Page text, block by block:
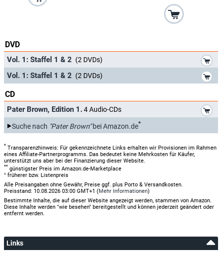
DVD
Vol. 1: Staffel 1 & 2 (2 DVDs)
Vol. 1: Staffel 1 & 2 (2 DVDs)
CD
Pater Brown, Edition 1.4 Audio-CDs
Suche nach "Pater Brown"bei Amazon.de*
* Transparenzhinweis: Für gekennzeichnete Links erhalten wir Provisionen im Rahmen
eines Affiliate-Partnerprogramms. Das bedeutet keine Mehrkosten für Käufer,
unterstützt uns aber bei der Finanzierung dieser Website.
** günstigster Preis im Amazon.de-Marketplace
¹ früherer bzw. Listenpreis
Alle Preisangaben ohne Gewähr, Preise ggf. plus Porto & Versandkosten.
Preisstand: 10.08.2026 03:00 GMT+1 (Mehr Informationen)
Bestimmte Inhalte, die auf dieser Website angezeigt werden, stammen von Amazon.
Diese Inhalte werden "wie besehen" bereitgestellt und können jederzeit geändert oder
entfernt werden.
Links